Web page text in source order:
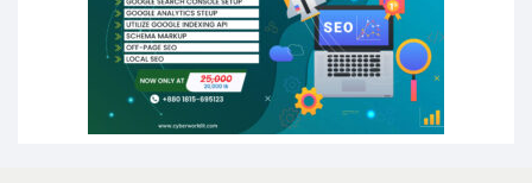
ফরিদগঞ্জে আগুনে পুড়লো ৬ ব্যবসা প্রতিষ্ঠান